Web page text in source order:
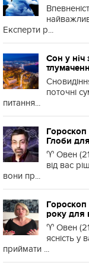
Експерти р...
Сон у ніч
поточні
питання...
Гороскоп
Глоби
♈️ Овен
від вас
вони пр...
року для
♈️ Овен
ясність у
приймати ...